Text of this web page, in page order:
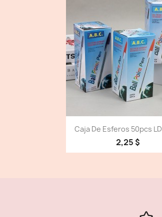
Vista detallada
Caja De Esferos 50pcs
2,25 $